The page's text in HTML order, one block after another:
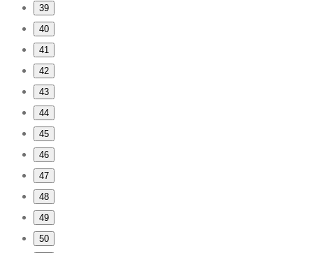
39
40
41
42
43
44
45
46
47
48
49
50